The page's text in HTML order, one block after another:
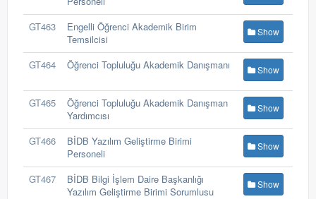
GT463
Engelli Öğrenci Akademik Birim
Temsilcisi
Show
GT464 Öğrenci Topluluğu Akademik Danışmanı Show
GT465
Öğrenci Topluluğu Akademik Danışman
Yardımcısı
Show
GT466
BİDB Yazılım Geliştirme Birimi
Personeli
Show
GT467
BİDB Bilgi İşlem Daire Başkanlığı
Yazılım Geliştirme Birimi Sorumlusu
Show